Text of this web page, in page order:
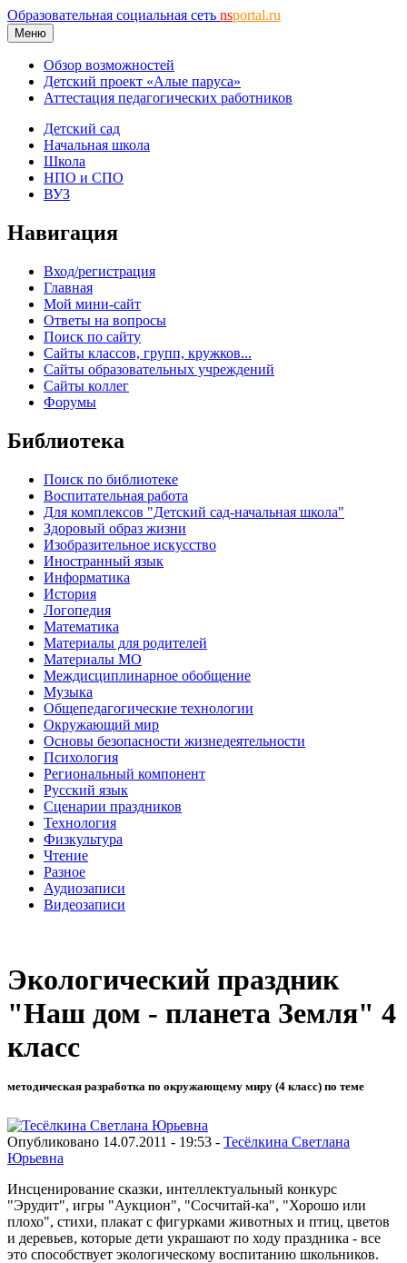
Образовательная социальная сеть nsportal.ru
Меню
Обзор возможностей
Детский проект «Алые паруса»
Аттестация педагогических работников
Детский сад
Начальная школа
Школа
НПО и СПО
ВУЗ
Навигация
Вход/регистрация
Главная
Мой мини-сайт
Ответы на вопросы
Поиск по сайту
Сайты классов, групп, кружков...
Сайты образовательных учреждений
Сайты коллег
Форумы
Библиотека
Поиск по библиотеке
Воспитательная работа
Для комплексов "Детский сад-начальная школа"
Здоровый образ жизни
Изобразительное искусство
Иностранный язык
Информатика
История
Логопедия
Математика
Материалы для родителей
Материалы МО
Междисциплинарное обобщение
Музыка
Общепедагогические технологии
Окружающий мир
Основы безопасности жизнедеятельности
Психология
Региональный компонент
Русский язык
Сценарии праздников
Технология
Физкультура
Чтение
Разное
Аудиозаписи
Видеозаписи
Экологический праздник
"Наш дом - планета Земля" 4
класс
методическая разработка по окружающему миру (4 класс) по теме
Опубликовано 14.07.2011 - 19:53 - Тесёлкина Светлана
Юрьевна
Инсценирование сказки, интеллектуальный конкурс
"Эрудит", игры "Аукцион", "Сосчитай-ка", "Хорошо или
плохо", стихи, плакат с фигурками животных и птиц, цветов
и деревьев, которые дети украшают по ходу праздника - все
это способствует экологическому воспитанию школьников.